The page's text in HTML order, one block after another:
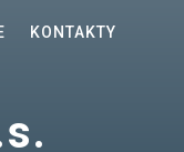
KONTAKTY